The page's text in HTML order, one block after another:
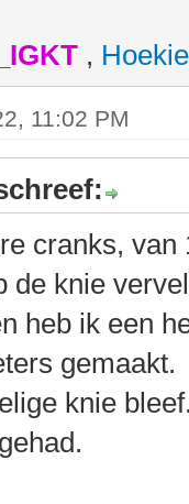
, Hoekie
11:02 PM
cranks,
de knie
heb ik een
gemaakt.
knie